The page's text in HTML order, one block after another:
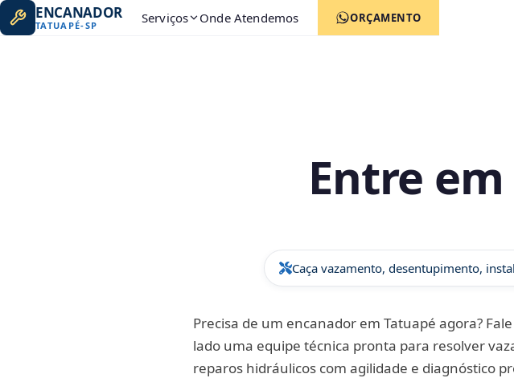
ENCANADOR
TATUAPÉ-SP Serviços Onde Atendemos ORÇAMENTO
Entre em
Caça vazamento, desentupimento,
Precisa de um encanador em Tatuapé agora?
lado uma equipe técnica pronta para resolver
reparos hidráulicos com agilidade e diagnóstico